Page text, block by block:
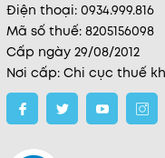
Điện thoại: 0934.999.816
Mã số thuế: 8205156098
Cấp ngày 29/08/2012
Nơi cấp: Chi cục thuế